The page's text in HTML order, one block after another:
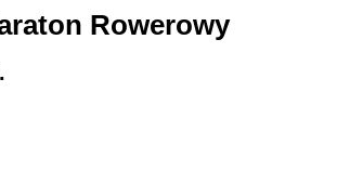
Rowerowy